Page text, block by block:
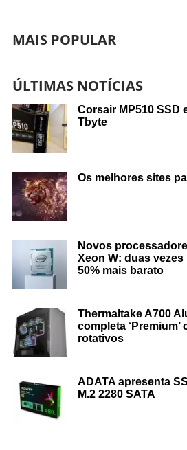
MAIS POPULAR
ÚLTIMAS NOTÍCIAS
Corsair MP510 SSD
Tbyte
Os melhores sites
Novos
Xeon W: duas
50% mais barato
Thermaltake A700
completa ‘Premium’
rotativos
ADATA apresenta
M.2 2280 SATA